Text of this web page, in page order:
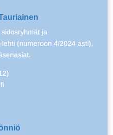
ja
(numeroon 4/2024 asti),